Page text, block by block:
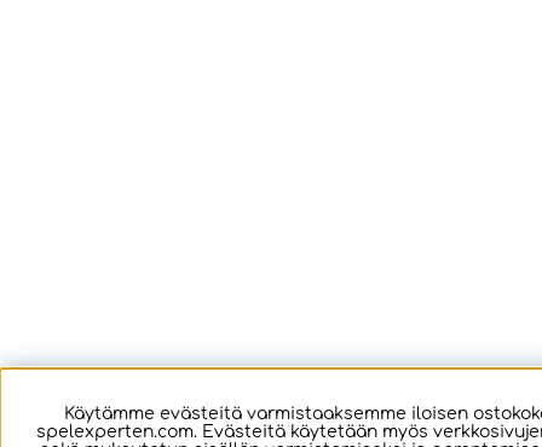
Käytämme evästeitä varmistaaksemme iloisen
spelexperten.com. Evästeitä käytetään myös